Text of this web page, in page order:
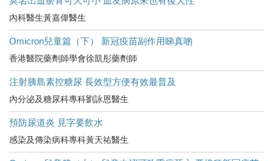
內科醫生黃嘉偉醫生
Omicron兒童篇（下） 新冠疫苗副作用睇真啲
香港醫院藥劑師學會徐凱彤藥劑師
注射胰島素控糖尿 長效型方便有效最普及
內分泌及糖尿科專科劉詠恩醫生
預防尿道炎 見字要飲水
感染及傳染病科專科黃天祐醫生